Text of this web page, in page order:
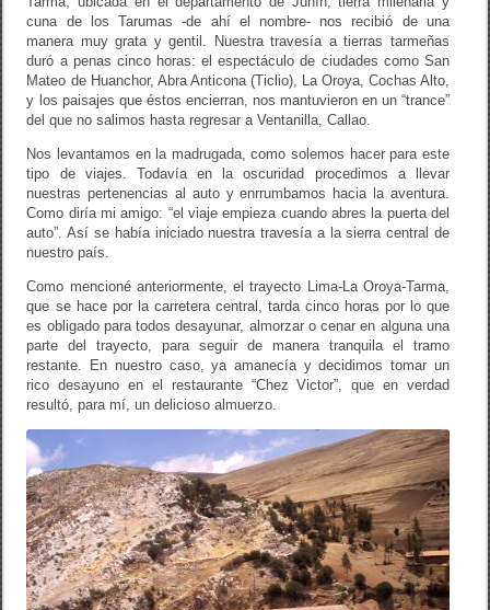
cuna de los Tarumas -de ahí el nombre- nos recibió de una
manera muy grata y gentil. Nuestra travesía a tierras tarmeñas
duró a penas cinco horas: el espectáculo de ciudades como San
Mateo de Huanchor, Abra Anticona (Ticlio), La Oroya, Cochas Alto,
y los paisajes que éstos encierran, nos mantuvieron en un “trance”
del que no salimos hasta regresar a Ventanilla, Callao.
Nos levantamos en la madrugada, como solemos hacer para este
tipo de viajes. Todavía en la oscuridad procedimos a llevar
nuestras pertenencias al auto y enrrumbamos hacia la aventura.
Como diría mi amigo: “el viaje empieza cuando abres la puerta del
auto”. Así se había iniciado nuestra travesía a la sierra central de
nuestro país.
Como mencioné anteriormente, el trayecto Lima-La Oroya-Tarma,
que se hace por la carretera central, tarda cinco horas por lo que
es obligado para todos desayunar, almorzar o cenar en alguna una
parte del trayecto, para seguir de manera tranquila el tramo
restante. En nuestro caso, ya amanecía y decidimos tomar un
rico desayuno en el restaurante “Chez Victor”, que en verdad
resultó, para mí, un delicioso almuerzo.